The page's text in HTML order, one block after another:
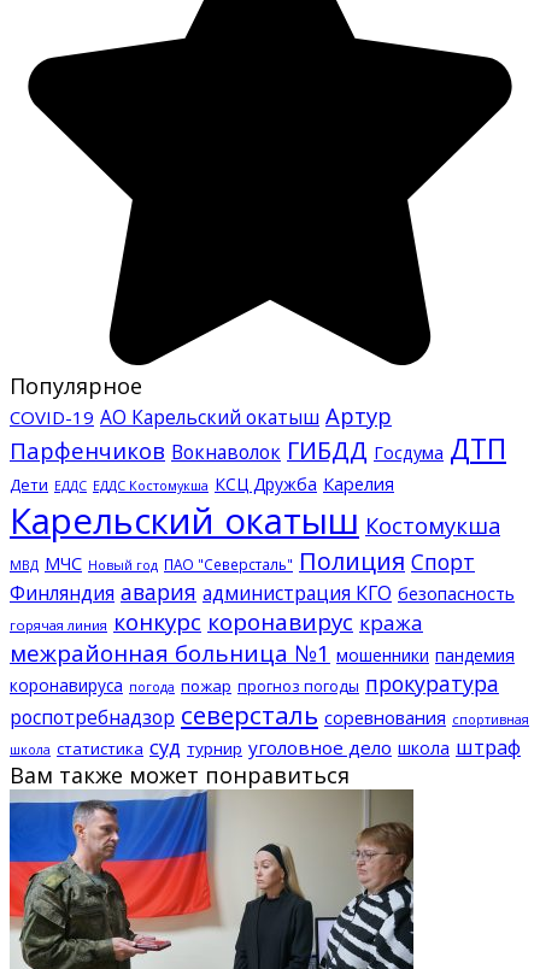
Популярное
COVID-19 АО Карельский окатыш Артур
Парфенчиков Вокнаволок ГИБДД Госдума ДТП
Дети ЕДДС ЕДДС Костомукша КСЦ Дружба Карелия
Карельский окатыш Костомукша
МВД МЧС Новый год ПАО "Северсталь" Полиция Спорт
Финляндия авария администрация КГО безопасность
горячая линия конкурс коронавирус кража
межрайонная больница №1 мошенники пандемия
коронавируса погода пожар прогноз погоды прокуратура
роспотребнадзор северсталь соревнования спортивная
школа статистика суд турнир уголовное дело школа штраф
Вам также может понравиться